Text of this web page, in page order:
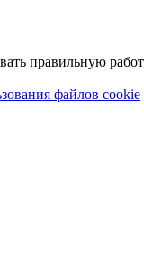
правильную
файлов cookie